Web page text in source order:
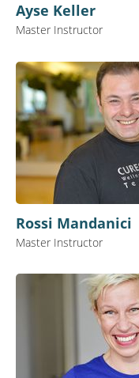
Ayse Keller
Master Instructor
Rossi Mandanici
Master Instructor